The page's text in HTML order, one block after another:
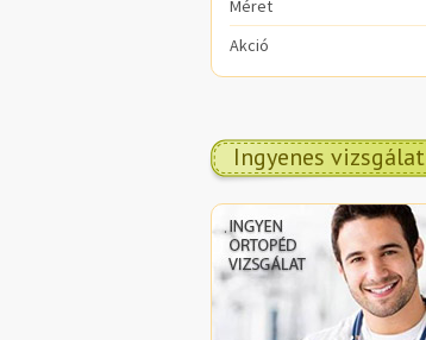
Méret
Akció
Ingyenes vizsgálat
.